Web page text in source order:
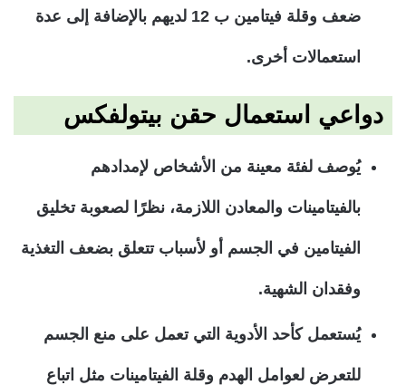
ضعف وقلة فيتامين ب 12 لديهم بالإضافة إلى عدة
استعمالات أخرى.
دواعي استعمال حقن بيتولفكس
يُوصف لفئة معينة من الأشخاص لإمدادهم
بالفيتامينات والمعادن اللازمة، نظرًا لصعوبة تخليق
الفيتامين في الجسم أو لأسباب تتعلق بضعف التغذية
وفقدان الشهية.
يُستعمل كأحد الأدوية التي تعمل على منع الجسم
للتعرض لعوامل الهدم وقلة الفيتامينات مثل اتباع